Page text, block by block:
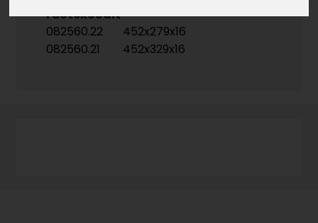
Tuotekoodit
082560.22
452x279x16
082560.21
452x329x16